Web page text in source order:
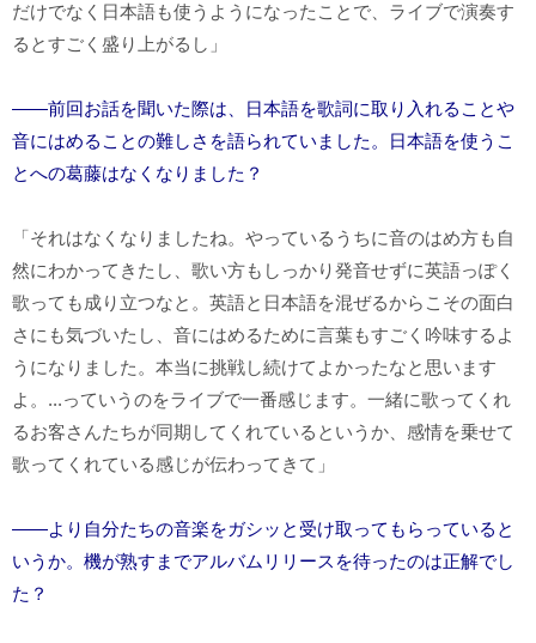
だけでなく日本語も使うようになったことで、ライブで演奏す
るとすごく盛り上がるし」
――前回お話を聞いた際は、日本語を歌詞に取り入れることや
音にはめることの難しさを語られていました。日本語を使うこ
とへの葛藤はなくなりました？
「それはなくなりましたね。やっているうちに音のはめ方も自
然にわかってきたし、歌い方もしっかり発音せずに英語っぽく
歌っても成り立つなと。英語と日本語を混ぜるからこその面白
さにも気づいたし、音にはめるために言葉もすごく吟味するよ
うになりました。本当に挑戦し続けてよかったなと思います
よ。...っていうのをライブで一番感じます。一緒に歌ってくれ
るお客さんたちが同期してくれているというか、感情を乗せて
歌ってくれている感じが伝わってきて」
――より自分たちの音楽をガシッと受け取ってもらっていると
いうか。機が熟すまでアルバムリリースを待ったのは正解でし
た？